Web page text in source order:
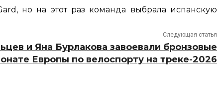
но на этот раз команда выбрала испанскую
Следующая статья
и Яна Бурлакова завоевали бронзовые
Европы по велоспорту на треке-2026